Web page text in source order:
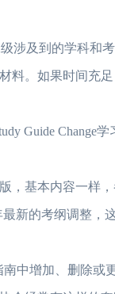
及到的学科和考
料。如果时间充
Guide Change学
基本内容一样，
最新的考纲调整
增加、删除或